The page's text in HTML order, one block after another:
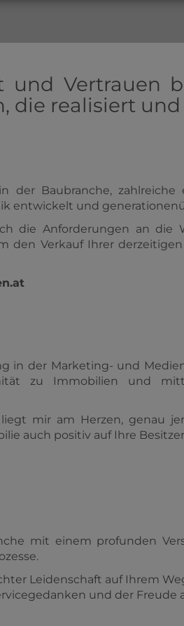
Vertrauen
die realisiert
der Baubranche,
entwickelt und
die Anforderungen an
Verkauf Ihrer
der Marketing- und
zu Immobilien und
mir am Herzen, genau
auch positiv auf Ihre
mit einem profunden
Leidenschaft auf Ihrem
und der Freude